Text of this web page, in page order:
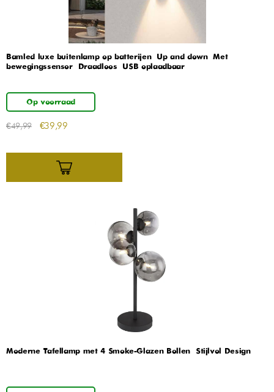
Bamled luxe buitenlamp op batterijen – Up and down – Met
bewegingssensor – Draadloos – USB oplaadbaar
Op voorraad
€49,99 €39,99
Moderne Tafellamp met 4 Smoke-Glazen Bollen – Stijlvol Design